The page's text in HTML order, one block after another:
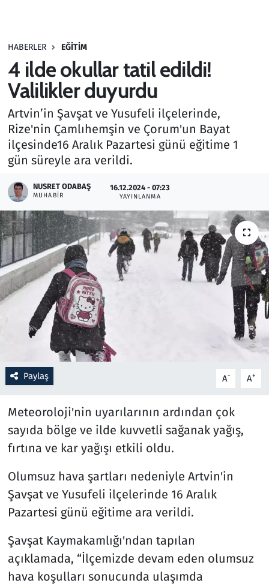
HABERLER EĞITIM
4 ilde okullar tatil edildi!
Valilikler duyurdu
Artvin’in Şavşat ve Yusufeli ilçelerinde,
Rize'nin Çamlıhemşin ve Çorum'un Bayat
ilçesinde16 Aralık Pazartesi günü eğitime 1
gün süreyle ara verildi.
NUSRET ODABAŞ
MUHABIR
16.12.2024 - 07:23
YAYINLANMA
Paylaş A- A+
Meteoroloji'nin uyarılarının ardından çok
sayıda bölge ve ilde kuvvetli sağanak yağış,
fırtına ve kar yağışı etkili oldu.
Olumsuz hava şartları nedeniyle Artvin'in
Şavşat ve Yusufeli ilçelerinde 16 Aralık
Pazartesi günü eğitime ara verildi.
Şavşat Kaymakamlığı'ndan tapılan
açıklamada, “İlçemizde devam eden olumsuz
hava koşulları sonucunda ulaşımda
Haber
Kültür Sanat
Kurumsal Haberler
Lezzet Durağı
Oyun
Ramazan
Resmi İlanlar
Rüya Tabirleri
Sağlık
Savunma Sanayi
Seçim 2023
Spor
Teknoloji ve Bilim
Televizyon